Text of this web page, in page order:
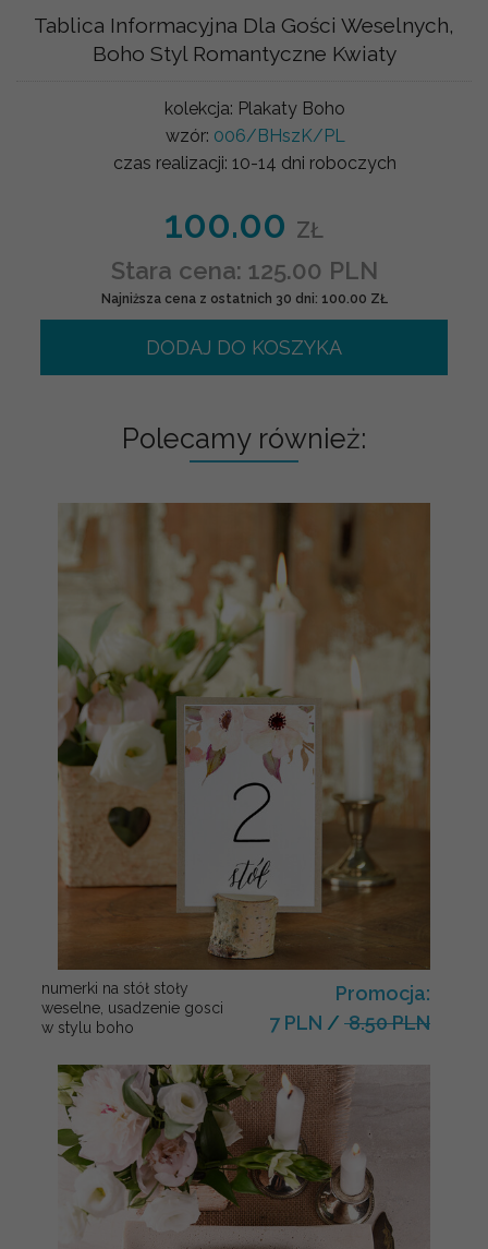
Tablica Informacyjna Dla Gości Weselnych,
Boho Styl Romantyczne Kwiaty
kolekcja: Plakaty Boho
wzór: 006/BHszK/PL
czas realizacji: 10-14 dni roboczych
100.00 ZŁ
Stara cena: 125.00 PLN
Najniższa cena z ostatnich 30 dni: 100.00 ZŁ
DODAJ DO KOSZYKA
Polecamy również:
numerki na stół stoły
weselne, usadzenie gosci
w stylu boho
Promocja:
7 PLN / 8.50 PLN